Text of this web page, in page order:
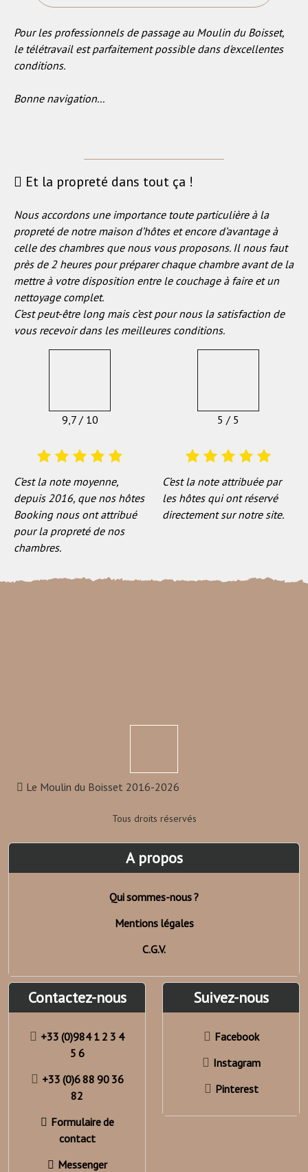
Pour les professionnels de passage au Moulin du Boisset,
le télétravail est parfaitement possible dans d'excellentes
conditions.
Bonne navigation...
Et la propreté dans tout ça !
Nous accordons une importance toute particulière à la
propreté de notre maison d’hôtes et encore d’avantage à
celle des chambres que nous vous proposons. Il nous faut
près de 2 heures pour préparer chaque chambre avant de la
mettre à votre disposition entre le couchage à faire et un
nettoyage complet.
C’est peut-être long mais c’est pour nous la satisfaction de
vous recevoir dans les meilleures conditions.
9,7 / 10
C’est la note moyenne,
depuis 2016, que nos hôtes
Booking nous ont attribué
pour la propreté de nos
chambres.
5 / 5
C’est la note attribuée par
les hôtes qui ont réservé
directement sur notre site.
Le Moulin du Boisset 2016-2026
Tous droits réservés
A propos
Qui sommes-nous ?
Mentions légales
C.G.V.
Contactez-nous
+33 (0)984 1 2 3 4
5 6
+33 (0)6 88 90 36
82
Formulaire de
contact
Messenger
Suivez-nous
Facebook
Instagram
Pinterest